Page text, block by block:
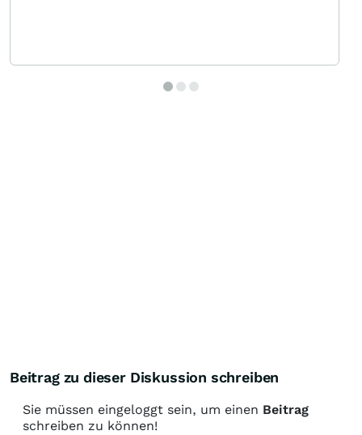
Beitrag zu dieser Diskussion schreiben
Sie müssen eingeloggt sein, um einen Beitrag
schreiben zu können!